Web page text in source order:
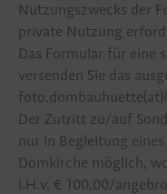
Nutzungszwecks der
private Nutzung
Das Formular für eine
versenden Sie das
Der Zutritt zu/auf
nur in Begleitung
Domkirche möglich,
i.H.v. € 100,00/